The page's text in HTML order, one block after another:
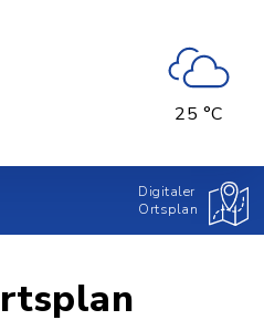
25 °C
Digitaler
Ortsplan